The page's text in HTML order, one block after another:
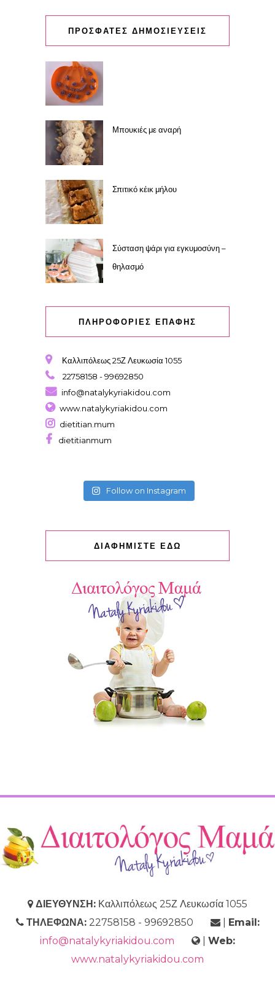
ΠΡΟΣΦΑΤΕΣ ΔΗΜΟΣΙΕΥΣΕΙΣ
Μπουκιές με αναρή
Σπιτικό κέικ μήλου
Σύσταση ψάρι για εγκυμοσύνη –
θηλασμό
ΠΛΗΡΟΦΟΡΙΕΣ ΕΠΑΦΗΣ
Καλλιπόλεως 25Ζ Λευκωσία 1055
22758158 - 99692850
info@natalykyriakidou.com
www.natalykyriakidou.com
dietitian.mum
dietitianmum
Follow on Instagram
ΔΙΑΦΗΜΙΣΤΕ ΕΔΩ
ΔΙΕΥΘΥΝΣΗ: Καλλιπόλεως 25Ζ Λευκωσία 1055
ΤΗΛΕΦΩΝΑ:22758158 - 99692850 | Email:
info@natalykyriakidou.com
Web:
www.natalykyriakidou.com